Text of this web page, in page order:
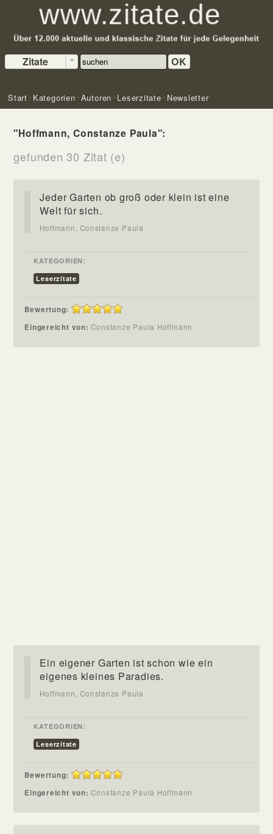
Zitate OK
Start Kategorien Autoren Leserzitate Newsletter
"Hoffmann, Constanze Paula":
gefunden 30 Zitat (e)
Jeder Garten ob groß oder klein ist eine
Welt für sich.
Hoffmann, Constanze Paula
KATEGORIEN:
Leserzitate
Bewertung:
Eingereicht von:Constanze Paula Hoffmann
Ein eigener Garten ist schon wie ein
eigenes kleines Paradies.
Hoffmann, Constanze Paula
KATEGORIEN:
Leserzitate
Bewertung:
Eingereicht von:Constanze Paula Hoffmann